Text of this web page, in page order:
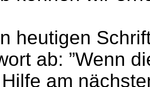
heutigen
ab: ”Wenn
am